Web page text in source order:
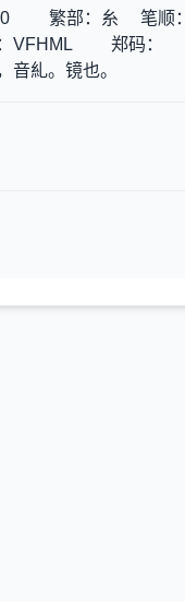
繁部：糸 笔顺：
VFHML 郑码：
糺。镜也。